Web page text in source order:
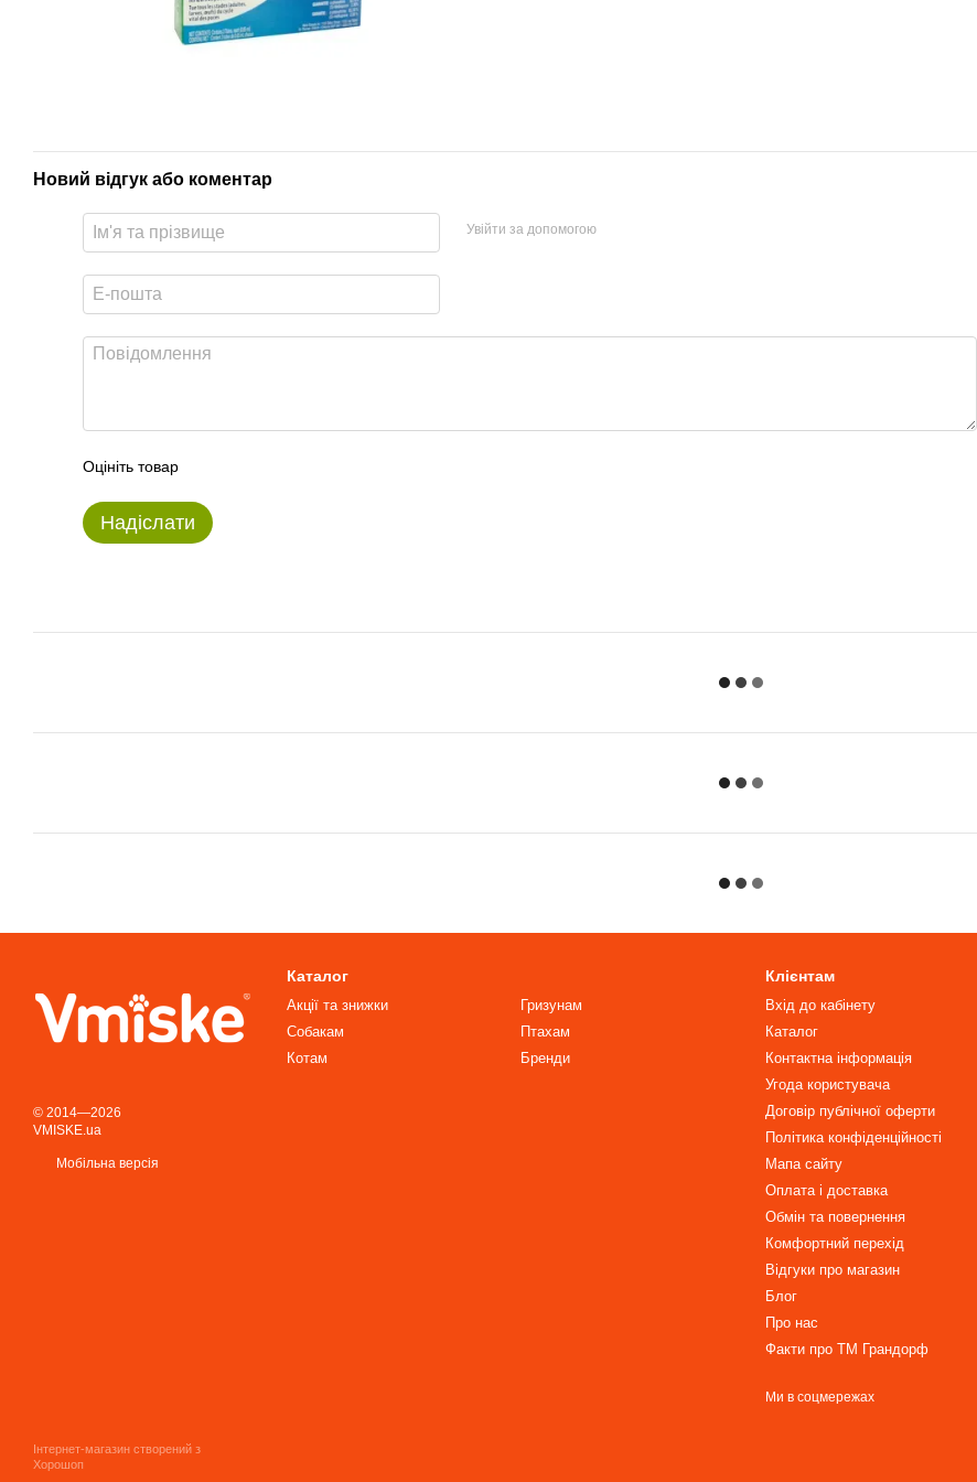
Новий відгук або коментар
Увійти за допомогою
Оцініть товар
Надіслати
© 2014—2026
VMISKE.ua
Мобільна версія
Інтернет-магазин створений з
Хорошоп
Каталог
Акції та знижки
Собакам
Котам
Гризунам
Птахам
Бренди
Клієнтам
Вхід до кабінету
Каталог
Контактна інформація
Угода користувача
Договір публічної оферти
Політика конфіденційності
Мапа сайту
Оплата і доставка
Обмін та повернення
Комфортний перехід
Відгуки про магазин
Блог
Про нас
Факти про TM Грандорф
Ми в соцмережах